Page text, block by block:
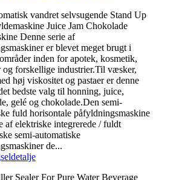
vandret selvsugende Stand Up
Juice Jam Chokolade
Denne serie af
er blevet meget brugt i
inden for apotek, kosmetik,
og forskellige industrier.Til væsker,
høj viskositet og pastaer er denne
bedste valg til honning, juice,
gelé og chokolade.Den semi-
fuld horisontale påfyldningsmaskine
af elektriske integrerede / fuldt
semi-automatiske
de...
detalje